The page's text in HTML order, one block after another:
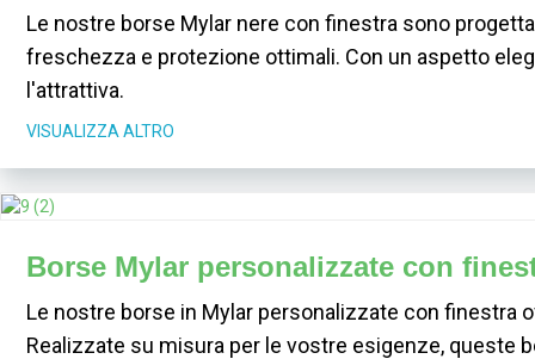
Le nostre borse Mylar nere con finestra sono
freschezza e protezione ottimali. Con un aspetto
l'attrattiva.
VISUALIZZA ALTRO
Borse Mylar personalizzate con
Le nostre borse in Mylar personalizzate con
Realizzate su misura per le vostre esigenze, queste